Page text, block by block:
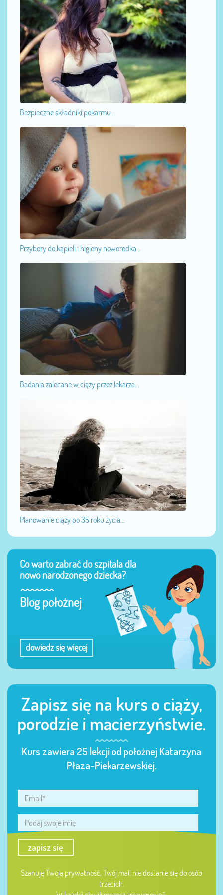
Bezpieczne składniki pokarmu...
Przybory do kąpieli i higieny noworodka...
Badania zalecane w ciąży przez lekarza...
Planowanie ciąży po 35 roku życia...
Co warto zabrać do szpitala dla
nowo narodzonego dziecka?
Blog położnej
dowiedz się więcej
Zapisz się na kurs o ciąży,
porodzie i macierzyństwie.
Kurs zawiera 25 lekcji od położnej Katarzyna
Płaza-Piekarzewskiej.
zapisz się
Szanuję Twoją prywatność, Twój mail nie dostanie się do osób
trzecich.